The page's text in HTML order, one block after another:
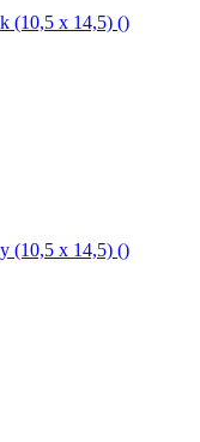
(10,5 х 14,5) ()
(10,5 х 14,5) ()